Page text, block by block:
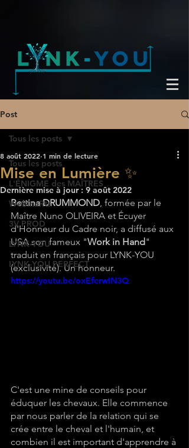
Post
Tous les posts
L'ÉNIGME des MAÎTRES
WeBinaRts
3V PROD
LYNK-YOU
LYNK-YOU PERFECT
Tous les posts
Mise en Lumière ✨
8 août 2022 1 min de lecture
Dernière mise à jour :9 août 2022
Bettina DRUMMOND, formée par le
Maître Nuno OLIVEIRA et Écuyer
d'Honneur du Cadre noir, a diffusé aux
USA son fameux "Work in Hand"
traduit en français pour LYNK-YOU
(exclusivité). Un honneur.
https://youtu.be/oxEferwIN3Q
C'est une mine de conseils pour
éduquer les chevaux. Elle commence
par nous parler de la relation qui se
crée entre le cheval et l'humain, et
combien il est important d'apprendre à